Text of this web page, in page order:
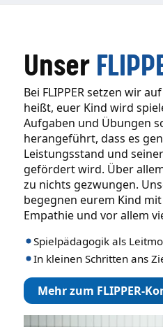
Unser
Bei FLIPPER setzen wir
heißt, euer Kind wird
Aufgaben und Übungen
herangeführt, dass es
Leistungsstand und
gefördert wird. Über
zu nichts gezwungen.
begegnen eurem Kind
Empathie und vor allem
Spielpädagogik als
In kleinen Schritten ans
Mehr zum FLIPPER-